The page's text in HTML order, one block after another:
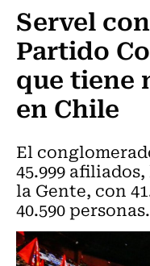
Servel
Partido
que tiene
en Chile
El
45.999
la Gente, con
40.590 personas.